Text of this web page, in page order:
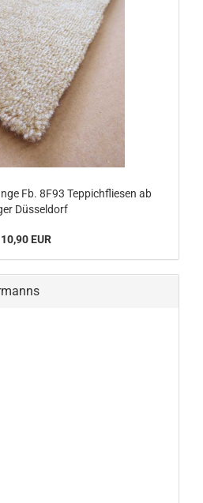
Fb. 8F93 Teppichfliesen ab
Düsseldorf
10,90 EUR